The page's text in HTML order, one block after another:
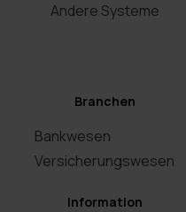
Andere Systeme
Branchen
Bankwesen
Versicherungswesen
Information